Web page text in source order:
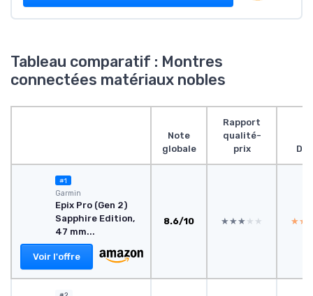
Tableau comparatif : Montres
connectées matériaux nobles
Note
globale
Rapport
qualité-
prix
#1
Garmin
Epix Pro (Gen 2)
Sapphire Edition,
47 mm...
Voir l'offre
8.6/10 ★★★★★
★★★★★